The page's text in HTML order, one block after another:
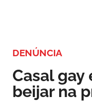
DENÚNCIA
Casal
beijar na